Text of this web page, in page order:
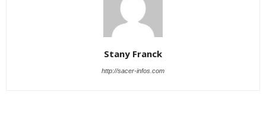
Stany Franck
http://sacer-infos.com